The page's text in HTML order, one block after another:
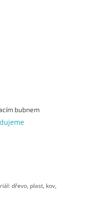
bubnem
dřevo, plast, kov,